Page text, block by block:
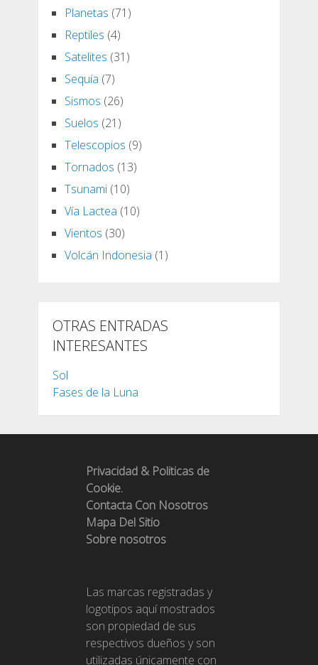
Planetas (71)
Reptiles (4)
Satelites (31)
Sequía (7)
Sismos (26)
Suelos (21)
Telescopios (9)
Tornados (13)
Tsunami(10)
Vía Lactea (10)
Vientos (30)
Volcán Indonesia (1)
OTRAS ENTRADAS
INTERESANTES
Sol
Fases de la Luna
Privacidad & Politicas de
Cookie.
Contacta Con Nosotros
Mapa Del Sitio
Sobre nosotros
Las marcas registradas y
logotipos aquí mostrados
son propiedad de sus
respectivos dueños y son
utilizadas únicamente con